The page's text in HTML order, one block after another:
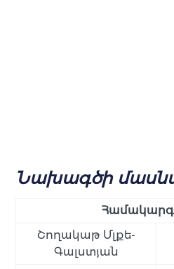
Նախագծի
Շողակաթ Մլքե-
Գալստյան